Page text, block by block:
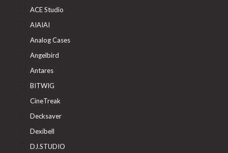
ACE Studio
AIAIAI
Analog Cases
Angelbird
Antares
BITWIG
CineTreak
Decksaver
Dexibell
DJ.STUDIO